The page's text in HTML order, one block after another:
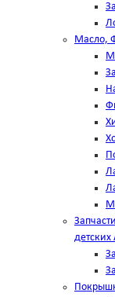
Масло,
детских